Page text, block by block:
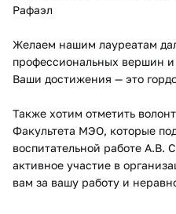
Рафаэл
Желаем нашим лауреатам
профессиональных вершин
Ваши достижения — это
Также хотим отметить
Факультета МЭО, которые
воспитательной работе А.В.
активное участие в
вам за вашу работу и